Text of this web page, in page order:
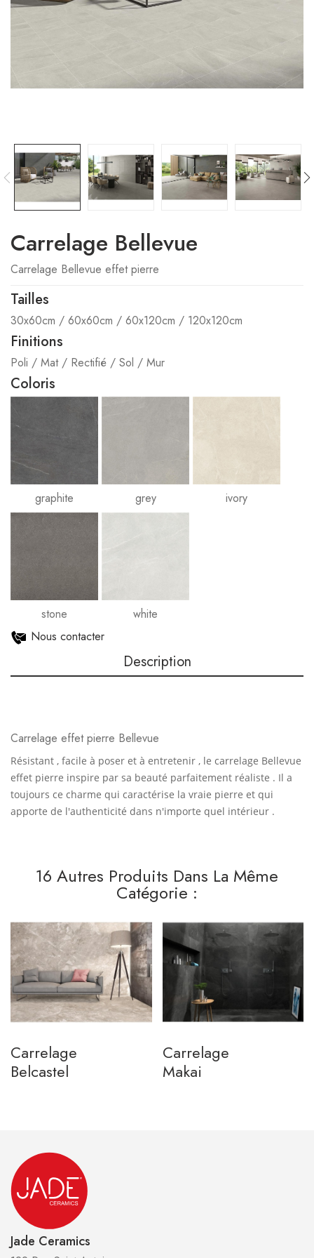
Carrelage Bellevue
Carrelage Bellevue effet pierre
Tailles
30x60cm / 60x60cm / 60x120cm / 120x120cm
Finitions
Poli / Mat / Rectifié / Sol / Mur
Coloris
graphite grey ivory
stone
white
Nous contacter
Description
Carrelage effet pierre Bellevue
Résistant , facile à poser et à entretenir , le carrelage Bellevue
effet pierre inspire par sa beauté parfaitement réaliste . Il a
toujours ce charme qui caractérise la vraie pierre et qui
apporte de l'authenticité dans n'importe quel intérieur .
16 Autres Produits Dans La Même
Catégorie :
Carrelage
Belcastel
Carrelage
Makai
Jade Ceramics